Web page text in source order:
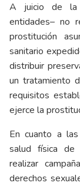
A juicio de la
entidades– no
prostitución
sanitario
distribuir
un tratamiento
requisitos
ejerce la
En cuanto a
salud física de
realizar
derechos